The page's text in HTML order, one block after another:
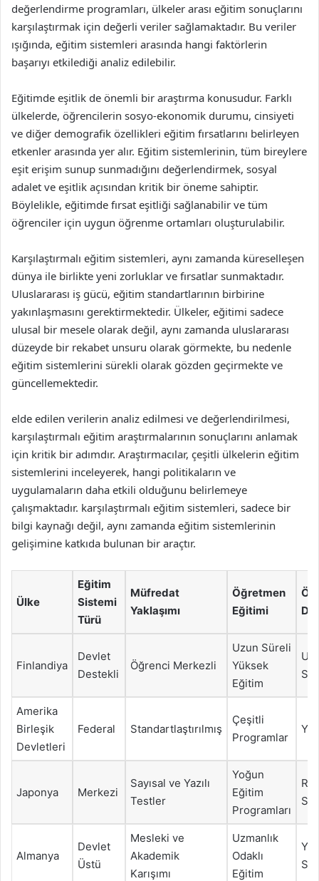
değerlendirme programları, ülkeler arası eğitim sonuçlarını
karşılaştırmak için değerli veriler sağlamaktadır. Bu veriler
ışığında, eğitim sistemleri arasında hangi faktörlerin
başarıyı etkilediği analiz edilebilir.
Eğitimde eşitlik de önemli bir araştırma konusudur. Farklı
ülkelerde, öğrencilerin sosyo-ekonomik durumu, cinsiyeti
ve diğer demografik özellikleri eğitim fırsatlarını belirleyen
etkenler arasında yer alır. Eğitim sistemlerinin, tüm bireylere
eşit erişim sunup sunmadığını değerlendirmek, sosyal
adalet ve eşitlik açısından kritik bir öneme sahiptir.
Böylelikle, eğitimde fırsat eşitliği sağlanabilir ve tüm
öğrenciler için uygun öğrenme ortamları oluşturulabilir.
Karşılaştırmalı eğitim sistemleri, aynı zamanda küreselleşen
dünya ile birlikte yeni zorluklar ve fırsatlar sunmaktadır.
Uluslararası iş gücü, eğitim standartlarının birbirine
yakınlaşmasını gerektirmektedir. Ülkeler, eğitimi sadece
ulusal bir mesele olarak değil, aynı zamanda uluslararası
düzeyde bir rekabet unsuru olarak görmekte, bu nedenle
eğitim sistemlerini sürekli olarak gözden geçirmekte ve
güncellemektedir.
elde edilen verilerin analiz edilmesi ve değerlendirilmesi,
karşılaştırmalı eğitim araştırmalarının sonuçlarını anlamak
için kritik bir adımdır. Araştırmacılar, çeşitli ülkelerin eğitim
sistemlerini inceleyerek, hangi politikaların ve
uygulamaların daha etkili olduğunu belirlemeye
çalışmaktadır. karşılaştırmalı eğitim sistemleri, sadece bir
bilgi kaynağı değil, aynı zamanda eğitim sistemlerinin
gelişimine katkıda bulunan bir araçtır.
Ülke
Eğitim
Sistemi
Türü
Müfredat
Yaklaşımı
Öğretmen
Eğitimi
Finlandiya
Devlet
Destekli
Öğrenci Merkezli
Uzun Süreli
Yüksek
Eğitim
Amerika
Birleşik
Devletleri
Federal Standartlaştırılmış
Çeşitli
Programlar
Japonya Merkezi
Sayısal ve Yazılı
Testler
Yoğun
Eğitim
Programları
Almanya
Devlet
Üstü
Mesleki ve
Akademik
Karışımı
Uzmanlık
Odaklı
Eğitim
Yıl